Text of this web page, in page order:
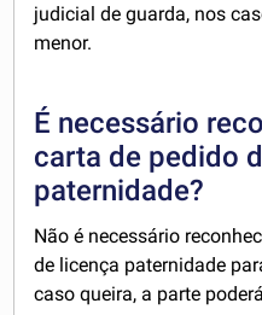
judicial de guarda, nos
menor.
É necessário
carta de pedido
paternidade?
Não é necessário
de licença paternidade
caso queira, a parte